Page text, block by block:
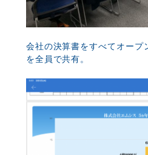
会社の決算書をすべてオープ
を全員で共有。